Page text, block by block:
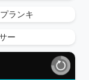
ランキ
ー